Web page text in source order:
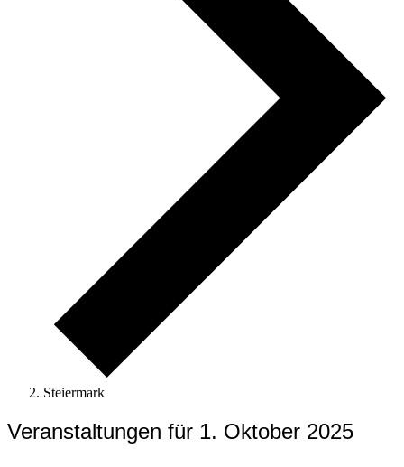
Steiermark
Veranstaltungen für 1. Oktober 2025